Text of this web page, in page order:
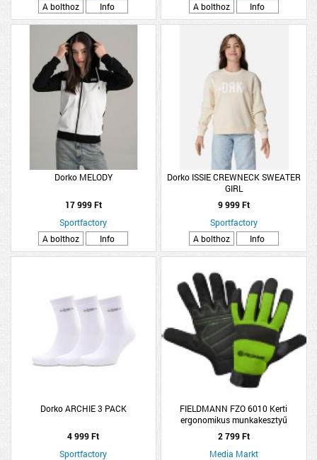
A bolthoz
Info
A bolthoz
Info
Dorko MELODY
17 999 Ft
Sportfactory
A bolthoz
Info
Dorko ISSIE CREWNECK SWEATER
GIRL
9 999 Ft
Sportfactory
A bolthoz
Info
Dorko ARCHIE 3 PACK
4 999 Ft
Sportfactory
FIELDMANN FZO 6010 Kerti
ergonomikus munkakesztyű
2 799 Ft
Media Markt